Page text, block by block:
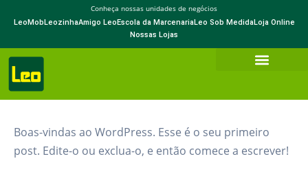
para
o
conteúdo
Conheça nossas unidades de negócios
LeoMobLeozinhaAmigo LeoEscola da MarcenariaLeo Sob MedidaLoja Online
Nossas Lojas
Boas-vindas ao WordPress. Esse é o seu primeiro
post. Edite-o ou exclua-o, e então comece a escrever!